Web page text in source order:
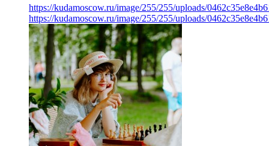
https://kudamoscow.ru/image/255/255/uploads/
https://kudamoscow.ru/image/255/255/uploads/